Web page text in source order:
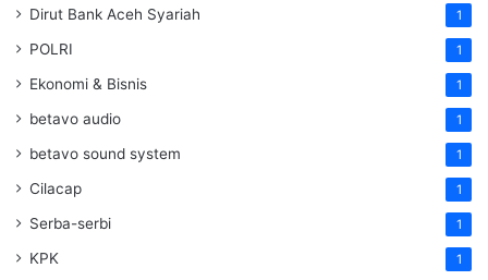
Dirut Bank Aceh Syariah 1
POLRI 1
Ekonomi & Bisnis 1
betavo audio 1
betavo sound system 1
Cilacap 1
Serba-serbi 1
KPK 1